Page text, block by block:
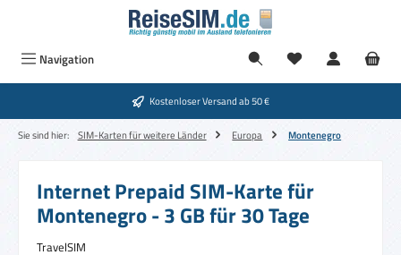
Zum Hauptinhalt springen
Navigation
Kostenloser Versand ab 50 €
Sie sind hier: SIM-Karten für weitere Länder Europa Montenegro
Internet Prepaid SIM-Karte für
Montenegro - 3 GB für 30 Tage
TravelSIM